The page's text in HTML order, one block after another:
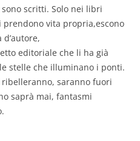
scritti. Solo nei libri
vita propria,escono
editoriale che li ha già
stelle che illuminano i ponti.
saranno fuori
saprà mai, fantasmi